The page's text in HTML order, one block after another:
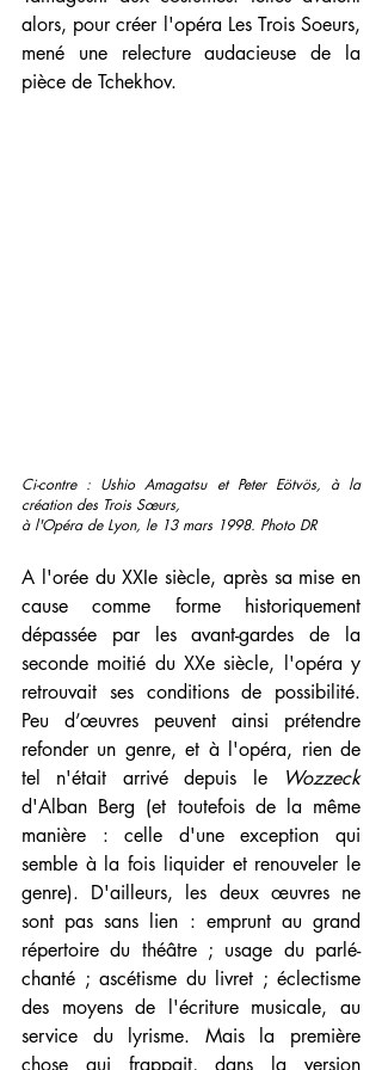
alors, pour créer l'opéra Les Trois Soeurs,
mené une relecture audacieuse de la
pièce de Tchekhov.
Ci-contre : Ushio Amagatsu et Peter Eötvös, à la
création des Trois Sœurs,
à l'Opéra de Lyon, le 13 mars 1998. Photo DR
A l'orée du XXIe siècle, après sa mise en
cause comme forme historiquement
dépassée par les avant-gardes de la
seconde moitié du XXe siècle, l'opéra y
retrouvait ses conditions de possibilité.
Peu d’œuvres peuvent ainsi prétendre
refonder un genre, et à l'opéra, rien de
tel n'était arrivé depuis le
Wozzeck
d'Alban Berg (et toutefois de la même
manière : celle d'une exception qui
semble à la fois liquider et renouveler le
genre). D'ailleurs, les deux œuvres ne
sont pas sans lien : emprunt au grand
répertoire du théâtre ; usage du parlé-
chanté ; ascétisme du livret ; éclectisme
des moyens de l'écriture musicale, au
service du lyrisme. Mais la première